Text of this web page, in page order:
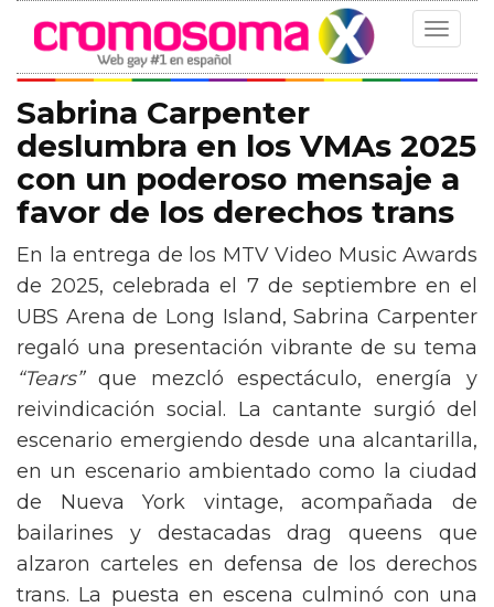
Toggle
Sabrina Carpenter
deslumbra en los VMAs 2025
con un poderoso mensaje a
favor de los derechos trans
En la entrega de los MTV Video Music Awards
de 2025, celebrada el 7 de septiembre en el
UBS Arena de Long Island, Sabrina Carpenter
regaló una presentación vibrante de su tema
“Tears”que mezcló espectáculo, energía y
reivindicación social. La cantante surgió del
escenario emergiendo desde una alcantarilla,
en un escenario ambientado como la ciudad
de Nueva York vintage, acompañada de
bailarines y destacadas drag queens que
alzaron carteles en defensa de los derechos
trans. La puesta en escena culminó con una